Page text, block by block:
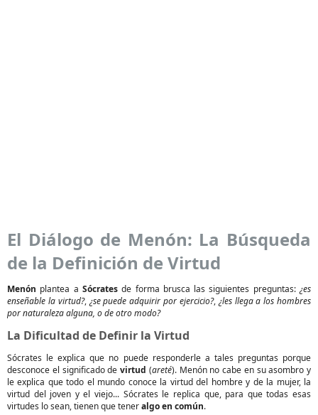
El Diálogo de Menón: La Búsqueda
de la Definición de Virtud
Menón plantea a Sócratesde forma brusca las siguientes preguntas:¿es
enseñable la virtud?, ¿se puede adquirir por ejercicio?, ¿les llega a los hombres
por naturaleza alguna, o de otro modo?
La Dificultad de Definir la Virtud
Sócrates le explica que no puede responderle a tales preguntas porque
desconoce el significado de virtud (areté). Menón no cabe en su asombro y
le explica que todo el mundo conoce la virtud del hombre y de la mujer, la
virtud del joven y el viejo... Sócrates le replica que, para que todas esas
virtudes lo sean, tienen que teneralgo en común.